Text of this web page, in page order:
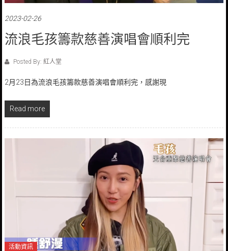
2023-02-26
流浪毛孩籌款慈善演唱會順利完
Posted By: 紅人堂
2月23日為流浪毛孩籌款慈善演唱會順利完，感謝現
Read more
活動資訊